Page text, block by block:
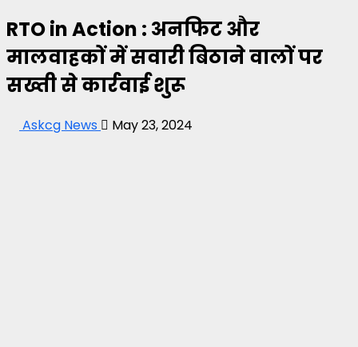
RTO in Action : अनफिट और
मालवाहकों में सवारी बिठाने वालों पर
सख्ती से कार्रवाई शुरू
Askcg News May 23, 2024